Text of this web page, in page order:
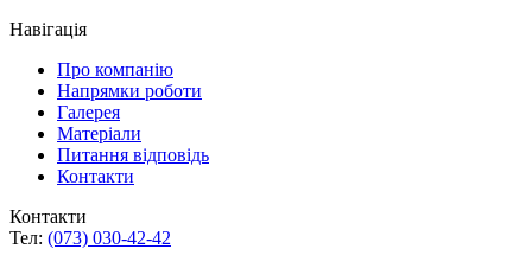
Навігація
Про компанію
Напрямки роботи
Галерея
Матеріали
Питання відповідь
Контакти
Контакти
Тел: (073) 030-42-42